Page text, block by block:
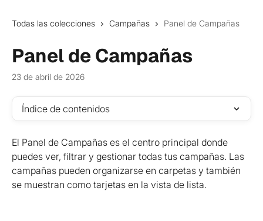
Todas las colecciones Campañas Panel de Campañas
Panel de Campañas
23 de abril de 2026
Índice de contenidos
El Panel de Campañas es el centro principal donde
puedes ver, filtrar y gestionar todas tus campañas. Las
campañas pueden organizarse en carpetas y también
se muestran como tarjetas en la vista de lista.